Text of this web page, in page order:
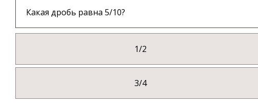
Какая дробь равна 5/10?
1/2
3/4